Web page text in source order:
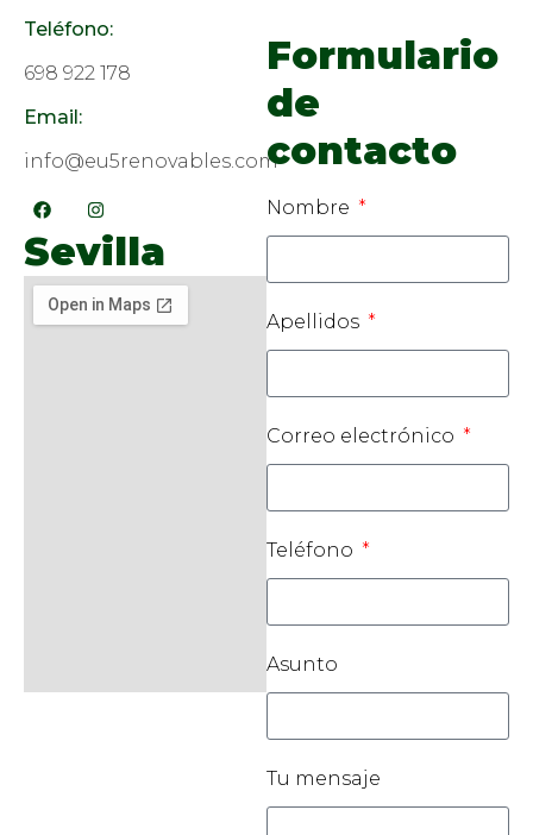
Teléfono:
698 922 178
Email:
info@eu5renovables.com
Sevilla
Formulario
de
contacto
Nombre
Apellidos
Correo electrónico
Teléfono
Asunto
Tu mensaje